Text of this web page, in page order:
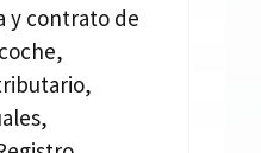
y contrato de